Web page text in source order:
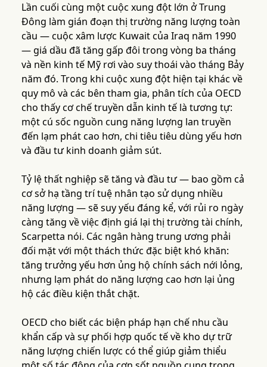
Lần cuối cùng một cuộc xung đột lớn ở Trung
Đông làm gián đoạn thị trường năng lượng toàn
cầu — cuộc xâm lược Kuwait của Iraq năm 1990
— giá dầu đã tăng gấp đôi trong vòng ba tháng
và nền kinh tế Mỹ rơi vào suy thoái vào tháng Bảy
năm đó. Trong khi cuộc xung đột hiện tại khác về
quy mô và các bên tham gia, phân tích của OECD
cho thấy cơ chế truyền dẫn kinh tế là tương tự:
một cú sốc nguồn cung năng lượng lan truyền
đến lạm phát cao hơn, chi tiêu tiêu dùng yếu hơn
và đầu tư kinh doanh giảm sút.
Tỷ lệ thất nghiệp sẽ tăng và đầu tư — bao gồm cả
cơ sở hạ tầng trí tuệ nhân tạo sử dụng nhiều
năng lượng — sẽ suy yếu đáng kể, với rủi ro ngày
càng tăng về việc định giá lại thị trường tài chính,
Scarpetta nói. Các ngân hàng trung ương phải
đối mặt với một thách thức đặc biệt khó khăn:
tăng trưởng yếu hơn ủng hộ chính sách nới lỏng,
nhưng lạm phát do năng lượng cao hơn lại ủng
hộ các điều kiện thắt chặt.
OECD cho biết các biện pháp hạn chế nhu cầu
khẩn cấp và sự phối hợp quốc tế về kho dự trữ
năng lượng chiến lược có thể giúp giảm thiểu